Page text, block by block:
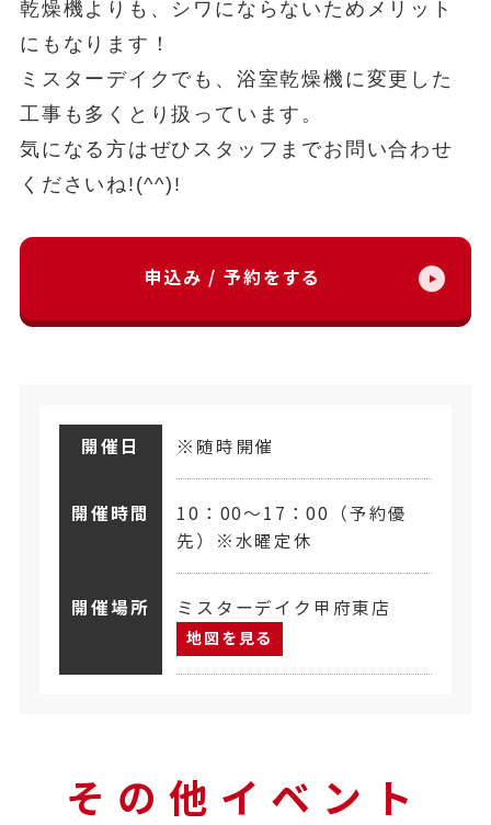
乾燥機よりも、シワにならないためメリット
にもなります！
ミスターデイクでも、浴室乾燥機に変更した
工事も多くとり扱っています。
気になる方はぜひスタッフまでお問い合わせ
くださいね!(^^)!
申込み / 予約をする
開催日 ※随時開催
開催時間
10：00～17：00（予約優
先）※水曜定休
開催場所 ミスターデイク甲府東店
地図を見る
その他イベント